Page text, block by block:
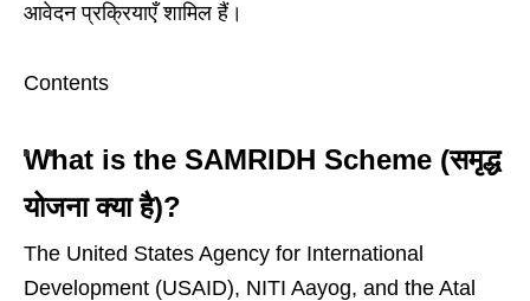
आवेदन प्रक्रियाएँ शामिल हैं।
Contents
What is the SAMRIDH Scheme (समृद्ध
योजना क्या है)?
The United States Agency for International
Development (USAID), NITI Aayog, and the Atal